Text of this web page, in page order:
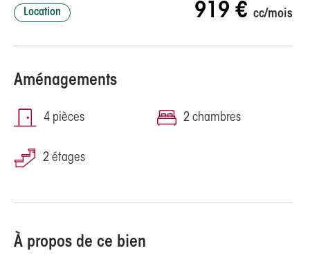
Location 919 €cc/mois
Aménagements
4 pièces 2 chambres
2 étages
À propos de ce bien